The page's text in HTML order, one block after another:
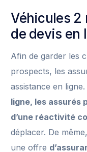
Véhicules 2
de devis en
Afin de garder les
prospects, les
assistance en ligne.
ligne, les assurés
d’une réactivité
déplacer. De
une offre